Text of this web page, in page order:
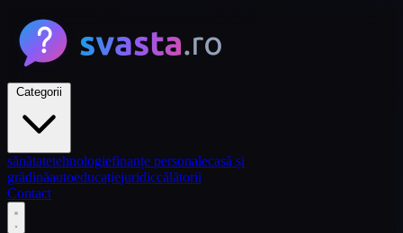
sănătatetehnologiefinanțe personalecasă și
grădinăautoeducațiejuridiccălătorii
Contact